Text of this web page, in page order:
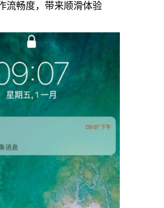
流畅度，带来顺滑体验